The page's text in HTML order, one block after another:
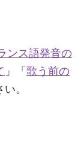
ンス語発音の
」「歌う前の
。